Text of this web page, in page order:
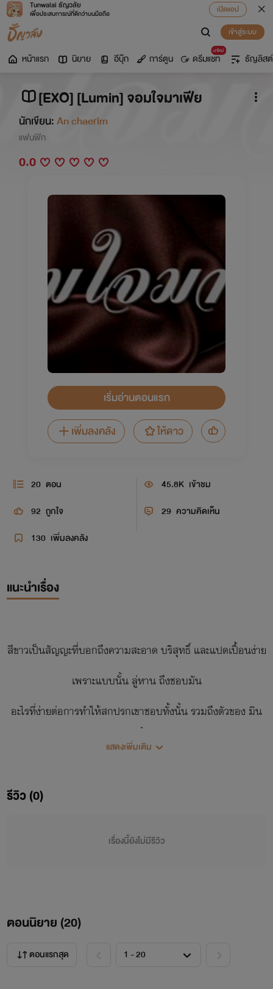
Tunwalai ธัญวลัย
เพื่อประสบการณ์ที่ดีกว่าบนมือถือ
เปิดแอป
เข้าสู่ระบบ
หน้าแรก นิยาย อีบุ๊ก การ์ตูน
มาใหม่
ดรีมแชท ธัญลิสต์
[EXO] [Lumin] จอมใจมาเฟีย
นักเขียน:An chaerim
แฟนฟิก
0.0
เริ่มอ่านตอนแรก
เพิ่มลงคลัง
ให้ดาว
20 ตอน 45.8K เข้าชม
92 ถูกใจ 29 ความคิดเห็น
130 เพิ่มลงคลัง
แนะนำเรื่อง
สีขาวเป็นสัญญะที่บอกถึงความสะอาด บริสุทธิ์ และแปดเปื้อนง่าย
เพราะแบบนั้น ลู่หาน ถึงชอบมัน
อะไรที่ง่ายต่อการทำให้สกปรกเขาชอบทั้งนั้น รวมถึงตัวของ มิน
ซอก ด้วย
ชื่อเรื่อง : จอมใจมาเฟีย
แสดงเพิ่มเติม
รีวิว (0)
เรื่องนี้ยังไม่มีรีวิว
ตอนนิยาย (20)
ตอนแรกสุด